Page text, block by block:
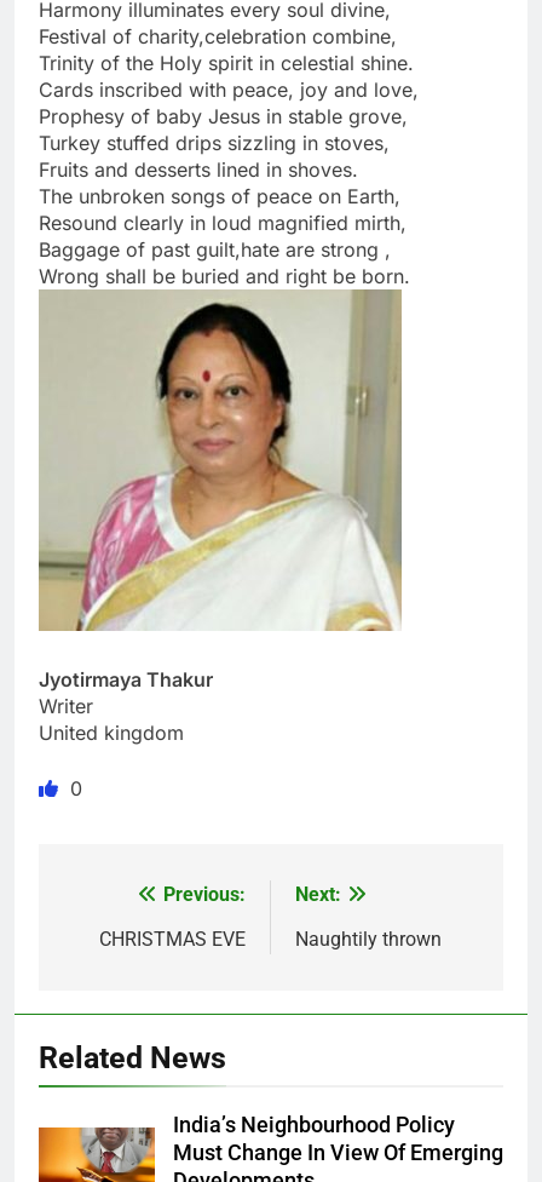
Harmony illuminates every soul divine,
Festival of charity,celebration combine,
Trinity of the Holy spirit in celestial shine.
Cards inscribed with peace, joy and love,
Prophesy of baby Jesus in stable grove,
Turkey stuffed drips sizzling in stoves,
Fruits and desserts lined in shoves.
The unbroken songs of peace on Earth,
Resound clearly in loud magnified mirth,
Baggage of past guilt,hate are strong ,
Wrong shall be buried and right be born.
Jyotirmaya Thakur
Writer
United kingdom
0
navigation
Previous:
CHRISTMAS EVE
Next:
Naughtily thrown
Related News
India’s Neighbourhood Policy
Must Change In View Of Emerging